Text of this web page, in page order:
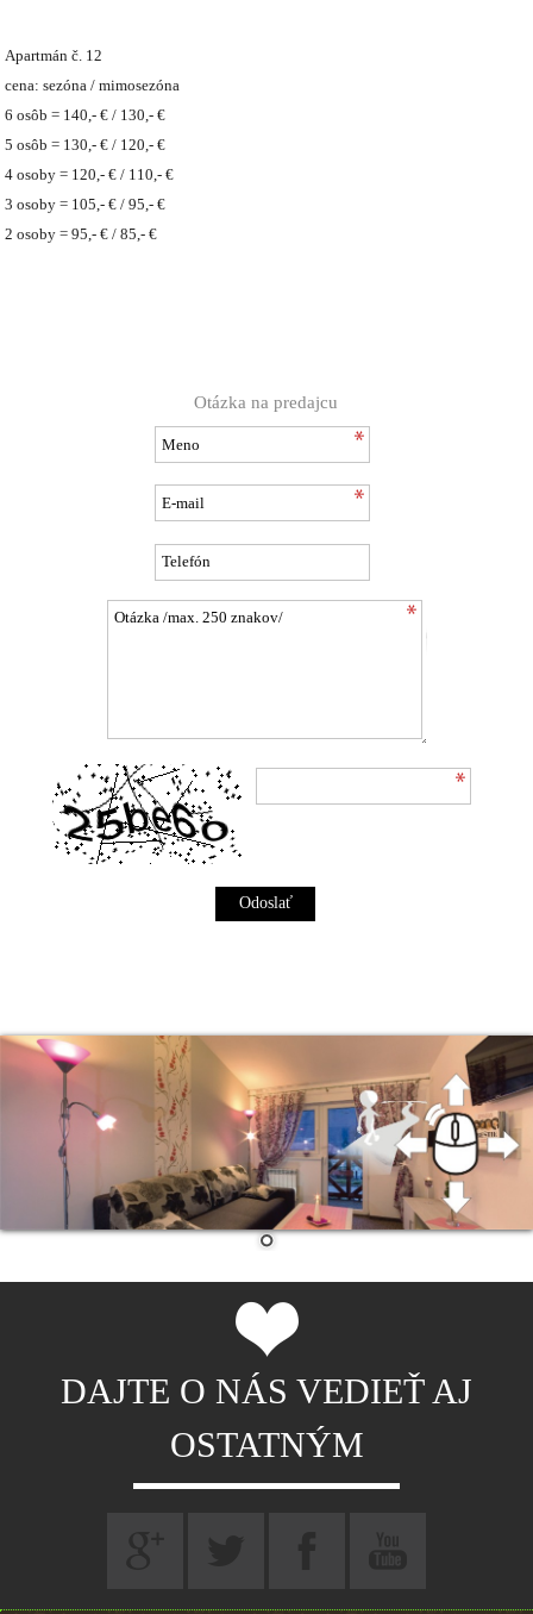
Apartmán č. 12
cena: sezóna / mimosezóna
6 osôb = 140,- € / 130,- €
5 osôb = 130,- € / 120,- €
4 osoby = 120,- € / 110,- €
3 osoby = 105,- € / 95,- €
2 osoby = 95,- € / 85,- €
Otázka na predajcu
DAJTE O NÁS VEDIEŤ AJ
OSTATNÝM